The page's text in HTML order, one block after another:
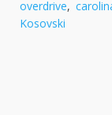
overdrive,
Kosovski